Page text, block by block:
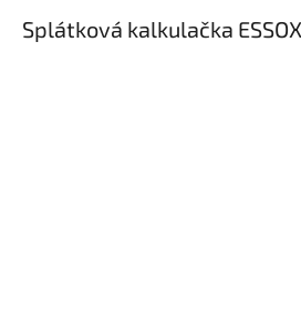
Splátková kalkulačka ESSOX